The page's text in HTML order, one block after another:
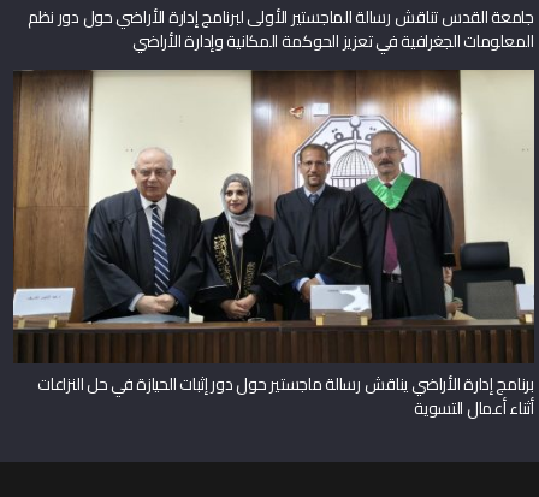
جامعة القدس تناقش رسالة الماجستير الأولى لبرنامج إدارة الأراضي حول دور نظم
المعلومات الجغرافية في تعزيز الحوكمة المكانية وإدارة الأراضي
برنامج إدارة الأراضي يناقش رسالة ماجستير حول دور إثبات الحيازة في حل النزاعات
أثناء أعمال التسوية